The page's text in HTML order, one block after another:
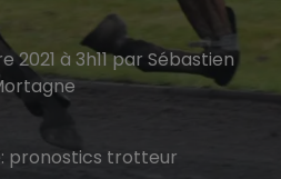
2021 à 3h11 par Sébastien
pronostics trotteur